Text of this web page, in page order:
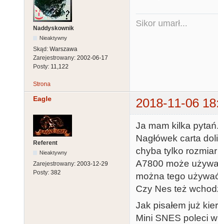
Naddyskownik
Nieaktywny
Skąd: Warszawa
Zarejestrowany: 2002-06-17
Posty: 11,122
Sikor umarł...
Strona
Eagle 2018-11-06
Referent
Nieaktywny
Zarejestrowany: 2003-12-29
Posty: 382
Ja mam kilka
Nagłówek carta
chyba tylko
A7800 może
można tego
Czy Nes też
Jak pisałem już
Mini SNES poleci